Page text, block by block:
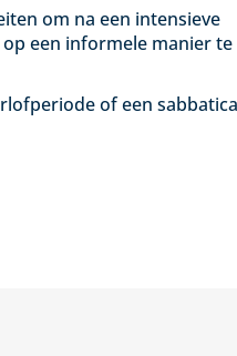
om na een intensieve
een informele manier te
of een